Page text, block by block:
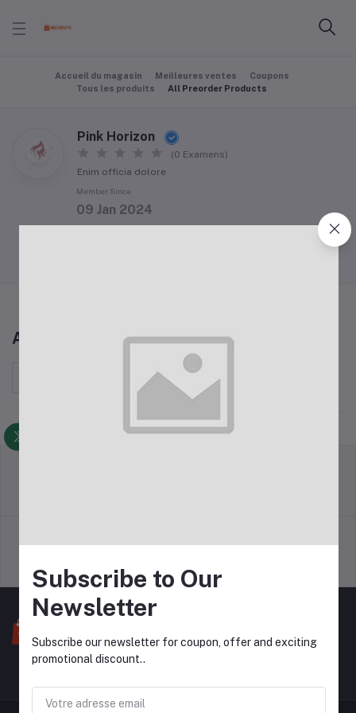
Accueil du magasin Meilleures ventes
Coupons
Tous les produits
All Preorder Products
Pink Horizon
(0 Examens)
Enim officia dolore
Member Since
09 Jan 2024
All Preorder Products
Politique d'assistance
Subscribe to Our
Newsletter
Subscribe our newsletter for coupon, offer and exciting
promotional discount..